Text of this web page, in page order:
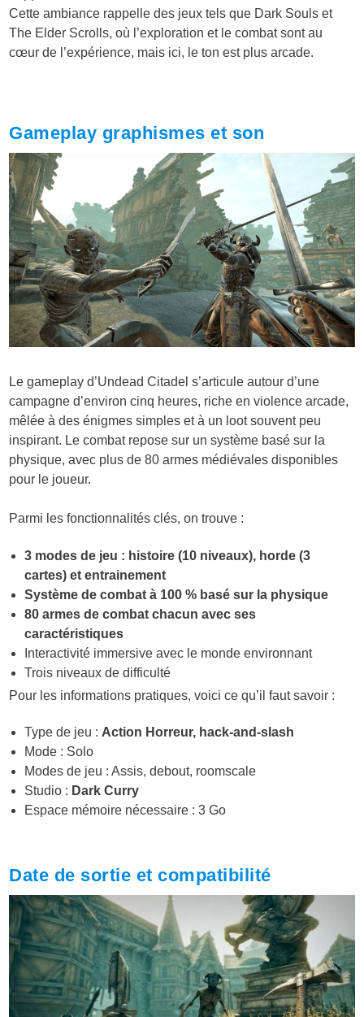
Cette ambiance rappelle des jeux tels que Dark Souls et
The Elder Scrolls, où l’exploration et le combat sont au
cœur de l’expérience, mais ici, le ton est plus arcade.
Gameplay graphismes et son
Le gameplay d’Undead Citadel s’articule autour d’une
campagne d’environ cinq heures, riche en violence arcade,
mêlée à des énigmes simples et à un loot souvent peu
inspirant. Le combat repose sur un système basé sur la
physique, avec plus de 80 armes médiévales disponibles
pour le joueur.
Parmi les fonctionnalités clés, on trouve :
3 modes de jeu : histoire (10 niveaux), horde (3
cartes) et entrainement
Système de combat à 100 % basé sur la physique
80 armes de combat chacun avec ses
caractéristiques
Interactivité immersive avec le monde environnant
Trois niveaux de difficulté
Pour les informations pratiques, voici ce qu’il faut savoir :
Type de jeu :Action Horreur, hack-and-slash
Mode : Solo
Modes de jeu : Assis, debout, roomscale
Studio : Dark Curry
Espace mémoire nécessaire : 3 Go
Date de sortie et compatibilité